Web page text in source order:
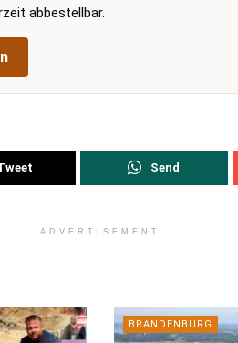
abbestellbar.
Send
ADVERTISEMENT
BRANDENBURG